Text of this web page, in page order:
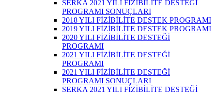
SERKA 2021 YILI FİZİBİLİTE DESTEĞİ
PROGRAMI SONUÇLARI
2018 YILI FİZİBİLİTE DESTEK PROGRAMI
2019 YILI FİZİBİLİTE DESTEK PROGRAMI
2020 YILI FİZİBİLİTE DESTEĞİ
PROGRAMI
2021 YILI FİZİBİLİTE DESTEĞİ
PROGRAMI
2021 YILI FİZİBİLİTE DESTEĞİ
PROGRAMI SONUÇLARI
SERKA 2021 YILI FİZİBİLİTE DESTEĞİ